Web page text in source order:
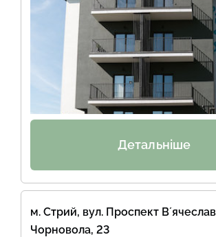
Детальніше
м. Стрий, вул. Проспект
Чорновола, 23